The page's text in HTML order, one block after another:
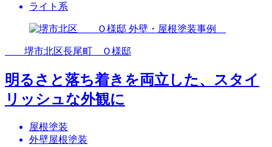
ライト系
堺市北区長尾町 Ｏ様邸
明るさと落ち着きを両立した、スタイ
リッシュな外観に
屋根塗装
外壁屋根塗装